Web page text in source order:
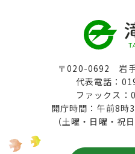
〒020-0692 岩
代表電話：
ファックス
開庁時間：午前8時
（土曜・日曜・祝